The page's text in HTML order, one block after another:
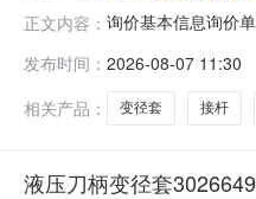
正文内容： 询价基本信息询价
账180天后支付交
式交货日期/计划原
发布时间： 2026-08-07 11:30
相关产品：
变径套 接杆
液压刀柄变径套3026649